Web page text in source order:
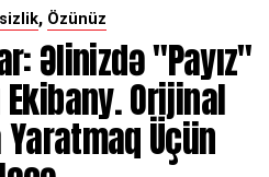
, Özünüz
Əlinizdə "Payız"
Orijinal
Üçün